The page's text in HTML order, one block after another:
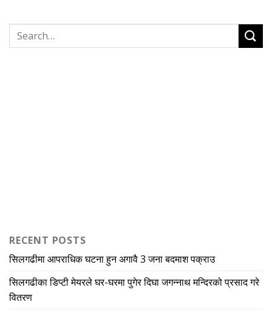
RECENT POSTS
सिलगढीमा आपराधिक घटना हुन अगावै 3 जना बदमाश पक्राउ
सिलगढीका डिप्टी मेयरले घर-घरमा पुगेर दिघा जगन्नाथ मन्दिरको प्रसाद गरे
वितरण